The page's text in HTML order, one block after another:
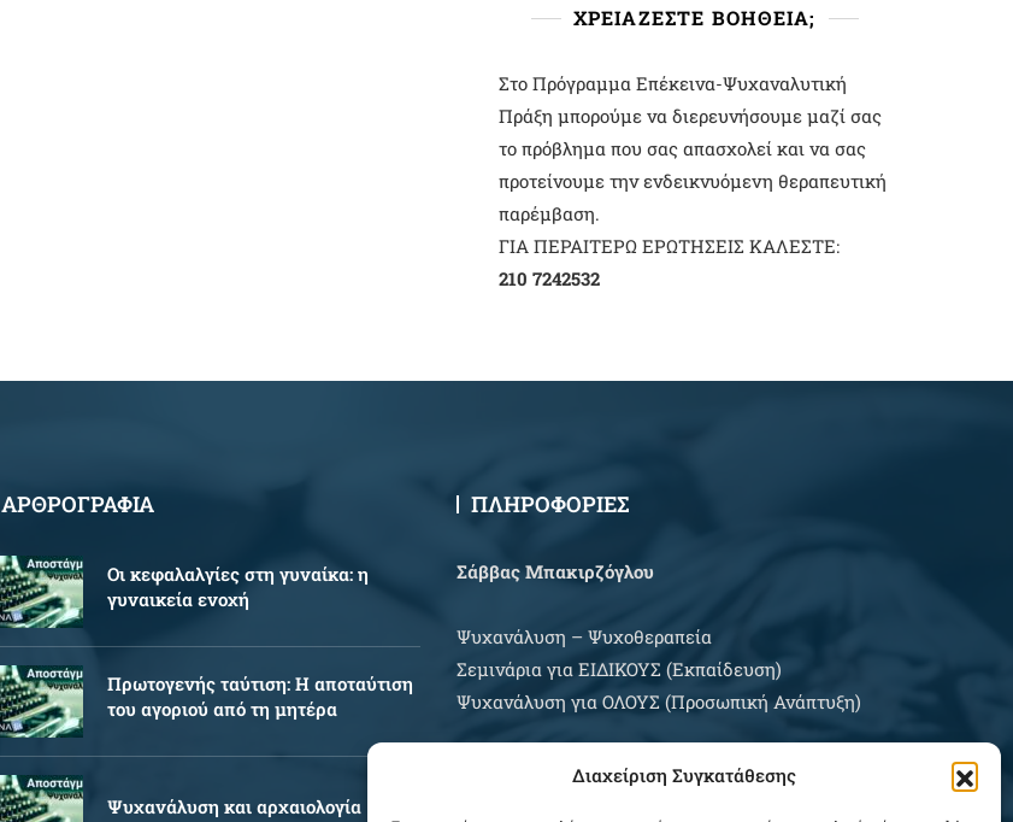
Διαχείριση Συγκατάθεσης
ΧΡΕΙΑΖΕΣΤΕ ΒΟΗΘΕΙΑ;
Στο Πρόγραμμα Επέκεινα-Ψυχαναλυτική
Πράξη μπορούμε να διερευνήσουμε μαζί σας
το πρόβλημα που σας απασχολεί και να σας
προτείνουμε την ενδεικνυόμενη θεραπευτική
παρέμβαση.
ΓΙΑ ΠΕΡΑΙΤΕΡΩ ΕΡΩΤΗΣΕΙΣ ΚΑΛΕΣΤΕ:
210 7242532
ΑΡΘΡΟΓΡΑΦΙΑ
Oι κεφαλαλγίες στη γυναίκα: η
γυναικεία ενοχή
Πρωτογενής ταύτιση: Η αποταύτιση
του αγοριού από τη μητέρα
Ψυχανάλυση και αρχαιολογία
ΠΛΗΡΟΦΟΡΙΕΣ
Σάββας Μπακιρζόγλου
Ψυχανάλυση – Ψυχοθεραπεία
Σεμινάρια για EIΔΙΚΟΥΣ (Εκπαίδευση)
Ψυχανάλυση για ΟΛΟΥΣ (Προσωπική Ανάπτυξη)
Δευτέρα – Σάββατο κατόπιν συνεννοήσεως